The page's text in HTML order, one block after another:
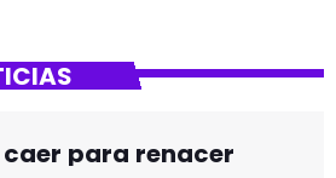
para renacer